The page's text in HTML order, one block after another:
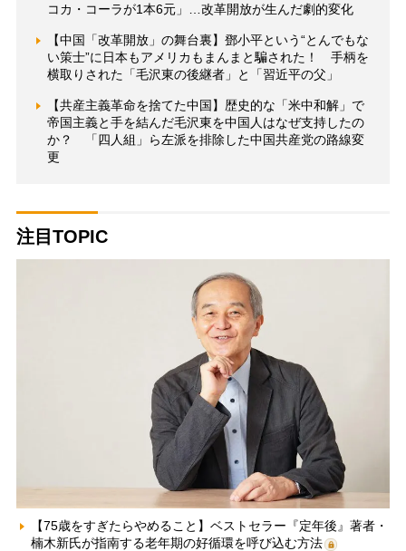
コカ・コーラが1本6元」…改革開放が生んだ劇的変化
【中国「改革開放」の舞台裏】鄧小平という“とんでもな
い策士”に日本もアメリカもまんまと騙された！ 手柄を
横取りされた「毛沢東の後継者」と「習近平の父」
【共産主義革命を捨てた中国】歴史的な「米中和解」で
帝国主義と手を結んだ毛沢東を中国人はなぜ支持したの
か？ 「四人組」ら左派を排除した中国共産党の路線変
更
注目TOPIC
【75歳をすぎたらやめること】ベストセラー『定年後』著者・
楠木新氏が指南する老年期の好循環を呼び込む方法